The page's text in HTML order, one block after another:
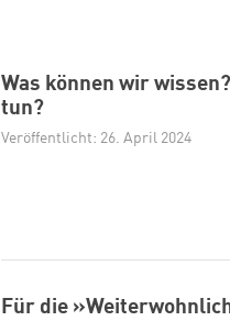
Was können wir
tun?
Veröffentlicht: 26. April 2024
Für die